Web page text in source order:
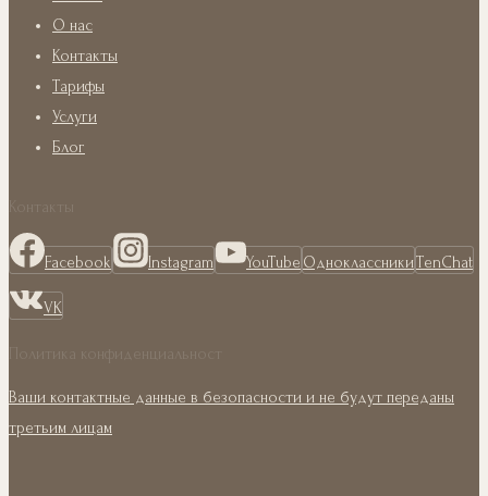
О нас
Контакты
Тарифы
Услуги
Блог
Контакты
Facebook Instagram YouTube ОдноклассникиTenChat
VK
Политика конфиденциальност
Ваши контактные данные в безопасности и не будут переданы
третьим лицам